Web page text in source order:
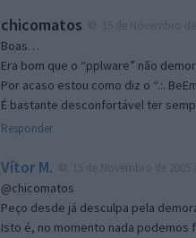
chicomatos
Boas…
Era bom que o “pplware” não
Por acaso estou como diz o “.:.
É bastante desconfortável ter
Responder
Vítor M.
@chicomatos
Peço desde já desculpa pela
Isto é, no momento nada podemos